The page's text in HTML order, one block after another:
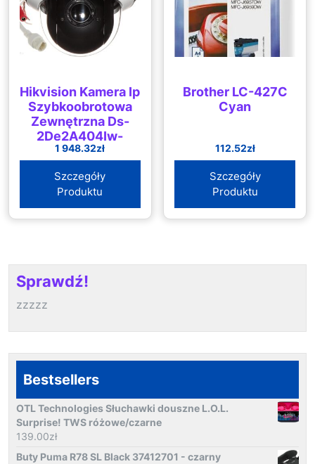
Hikvision Kamera Ip
Szybkoobrotowa
Zewnętrzna Ds-
2De2A404Iw-
De3/W(C0)(S6)(C)
(DS2DE2A404IWDE3)
1 948.32zł
Szczegóły
Produktu
Brother LC-427C
Cyan
112.52zł
Szczegóły
Produktu
Sprawdź!
zzzzz
Bestsellers
OTL Technologies Słuchawki douszne L.O.L.
Surprise! TWS różowe/czarne
139.00zł
Buty Puma R78 SL Black 37412701 - czarny